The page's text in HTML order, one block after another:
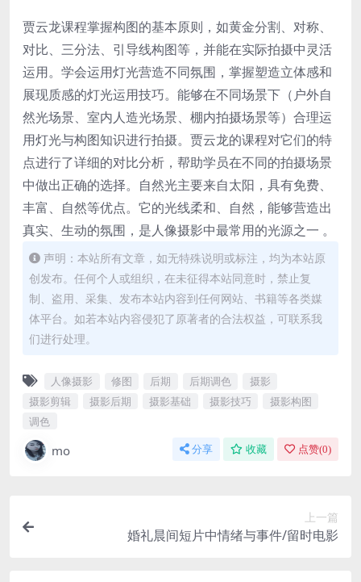
贾云龙课程掌握构图的基本原则，如黄金分割、对称、
对比、三分法、引导线构图等，并能在实际拍摄中灵活
运用。学会运用灯光营造不同氛围，掌握塑造立体感和
展现质感的灯光运用技巧。能够在不同场景下（户外自
然光场景、室内人造光场景、棚内拍摄场景等）合理运
用灯光与构图知识进行拍摄。贾云龙的课程对它们的特
点进行了详细的对比分析，帮助学员在不同的拍摄场景
中做出正确的选择。自然光主要来自太阳，具有免费、
丰富、自然等优点。它的光线柔和、自然，能够营造出
真实、生动的氛围，是人像摄影中最常用的光源之一 。
声明：本站所有文章，如无特殊说明或标注，均为本站原
创发布。任何个人或组织，在未征得本站同意时，禁止复
制、盗用、采集、发布本站内容到任何网站、书籍等各类媒
体平台。如若本站内容侵犯了原著者的合法权益，可联系我
们进行处理。
人像摄影 修图 后期 后期调色
摄影
摄影剪辑
摄影后期 摄影基础 摄影技巧
摄影构图
调色
mo 分享 收藏 点赞(0)
上一篇
婚礼晨间短片中情绪与事件/留时电影